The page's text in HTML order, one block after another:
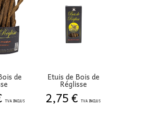
de
TVA INCLUS
Etuis de Bois de
Réglisse
2,75€ TVA INCLUS